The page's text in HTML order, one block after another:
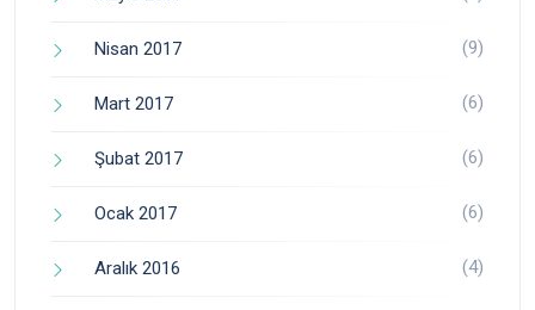
Nisan 2017 (9)
Mart 2017 (6)
Şubat 2017 (6)
Ocak 2017 (6)
Aralık 2016 (4)